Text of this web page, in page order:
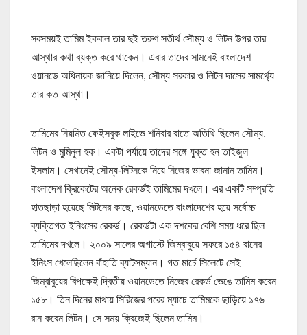
সবসময়ই তামিম ইকবাল তার দুই তরুণ সতীর্থ সৌম্য ও লিটন উপর তার
আস্থার কথা ব্যক্ত করে থাকেন। এবার তাদের সামনেই বাংলাদেশ
ওয়ানডে অধিনায়ক জানিয়ে দিলেন, সৌম্য সরকার ও লিটন দাসের সামর্থ্যে
তার কত আস্থা।
তামিমের নিয়মিত ফেইসবুক লাইভে শনিবার রাতে অতিথি ছিলেন সৌম্য,
লিটন ও মুমিনুল হক। একটা পর্যায়ে তাদের সঙ্গে যুক্ত হন তাইজুল
ইসলাম। সেখানেই সৌম্য-লিটনকে নিয়ে নিজের ভাবনা জানান তামিম।
বাংলাদেশ ক্রিকেটের অনেক রেকর্ডই তামিমের দখলে। এর একটি সম্প্রতি
হাতছাড়া হয়েছে লিটনের কাছে, ওয়ানডেতে বাংলাদেশের হয়ে সর্বোচ্চ
ব্যক্তিগত ইনিংসের রেকর্ড। রেকর্ডটা এক দশকের বেশি সময় ধরে ছিল
তামিমের দখলে। ২০০৯ সালের অগাস্টে জিম্বাবুয়ে সফরে ১৫৪ রানের
ইনিংস খেলেছিলেন বাঁহাতি ব্যাটসম্যান। গত মার্চে সিলেটে সেই
জিম্বাবুয়ের বিপক্ষেই দ্বিতীয় ওয়ানডেতে নিজের রেকর্ড ভেঙে তামিম করেন
১৫৮। তিন দিনের মাথায় সিরিজের পরের ম্যাচে তামিমকে ছাড়িয়ে ১৭৬
রান করেন লিটন। সে সময় ক্রিজেই ছিলেন তামিম।